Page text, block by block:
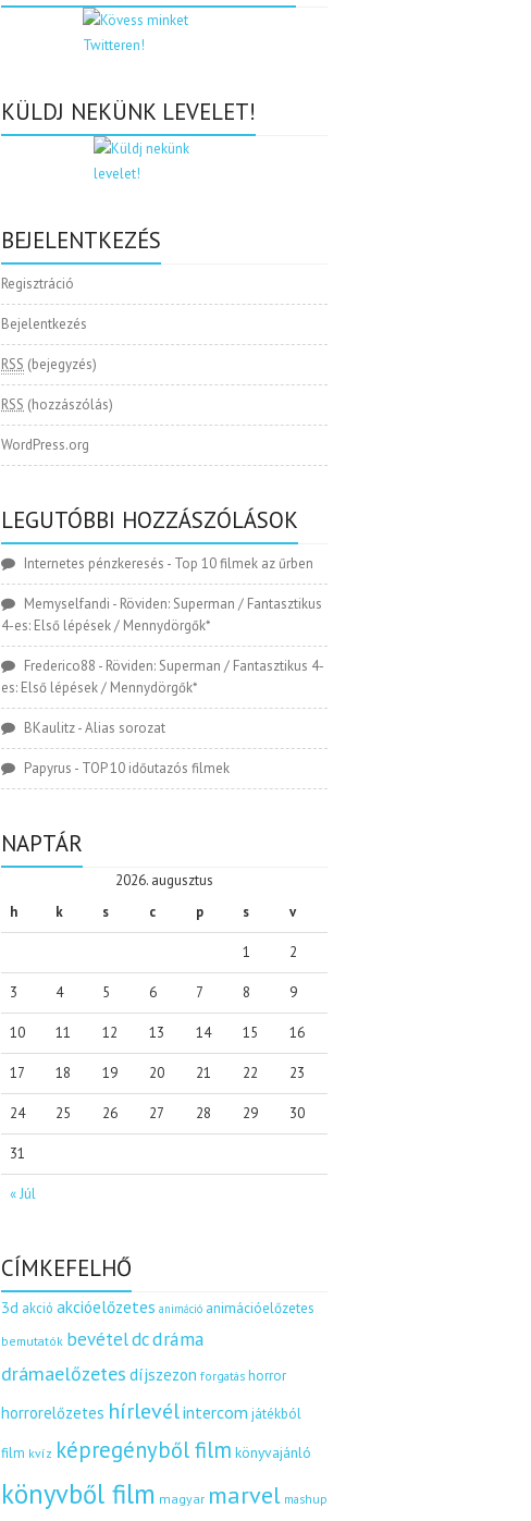
KÜLDJ NEKÜNK LEVELET!
BEJELENTKEZÉS
Regisztráció
Bejelentkezés
RSS (bejegyzés)
RSS (hozzászólás)
WordPress.org
LEGUTÓBBI HOZZÁSZÓLÁSOK
Internetes pénzkeresés - Top 10 filmek az űrben
Memyselfandi - Röviden: Superman / Fantasztikus
4-es: Első lépések / Mennydörgők*
Frederico88 - Röviden: Superman / Fantasztikus 4-
es: Első lépések / Mennydörgők*
BKaulitz-Alias sorozat
Papyrus - TOP 10 időutazós filmek
NAPTÁR
2026. augusztus
h
k s c p s v
« Júl
1 2
3 4 5 6 7 8 9
10 11 12 13 14 15 16
17 18 19 20 21 22 23
24 25 26 27 28 29 30
31
CÍMKEFELHŐ
3d akció akcióelőzetes animáció animációelőzetes
bemutatók bevételdcdráma
drámaelőzetes díjszezon forgatás horror
horrorelőzetes hírlevélintercom játékból
film kvíz képregényből film könyvajánló
könyvből film magyar marvel mashup